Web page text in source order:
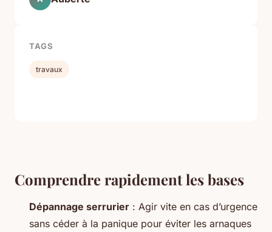
Comprendre rapidement les bases
Dépannage serrurier : Agir vite en cas d’urgence
sans céder à la panique pour éviter les arnaques
TAGS
travaux